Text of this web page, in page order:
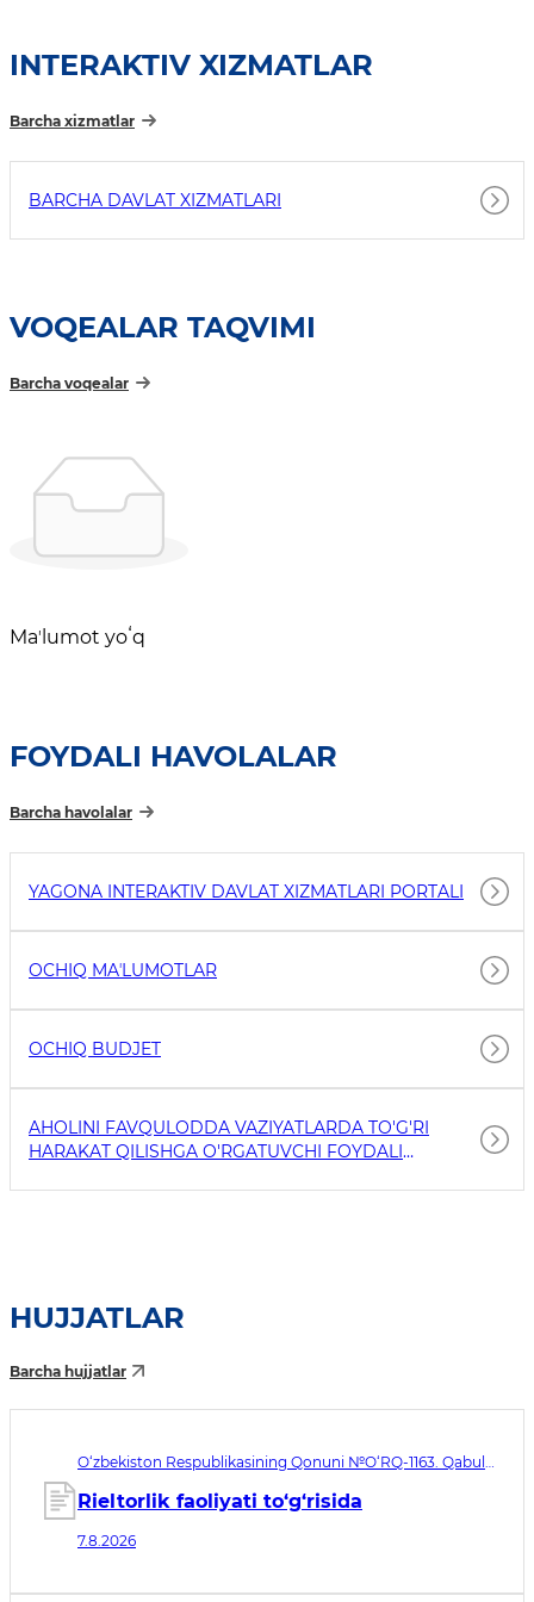
INTERAKTIV XIZMATLAR
Barcha xizmatlar
BARCHA DAVLAT XIZMATLARI
VOQEALAR TAQVIMI
Barcha voqealar
Maʼlumot yoʻq
FOYDALI HAVOLALAR
Barcha havolalar
YAGONA INTERAKTIV DAVLAT XIZMATLARI PORTALI
OCHIQ MAʼLUMOTLAR
OCHIQ BUDJET
AHOLINI FAVQULODDA VAZIYATLARDA TO'G'RI
HARAKAT QILISHGA O'RGATUVCHI FOYDALI
HUJJATLAR
Barcha hujjatlar
O‘zbekiston Respublikasining Qonuni №O‘RQ-1163. Qabul
Rieltorlik faoliyati to‘g‘risida
7.8.2026